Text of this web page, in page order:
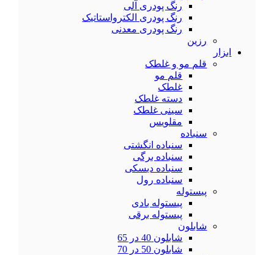
رنگ پودری آلی
رنگ پودری الکترواستاتیک
رنگ پودری معدنی
رزین
ابزار
قلم مو و غلطک
قلم مو
غلطک
دسته غلطک
سینی غلطک
مقلویس
سنباده
سنباده انگشتی
سنباده برگی
سنباده دیسکی
سنباده رول
پیستوله
پیستوله بادی
پیستوله برقی
شابلون
شابلون 40 در 65
شابلون 50 در 70